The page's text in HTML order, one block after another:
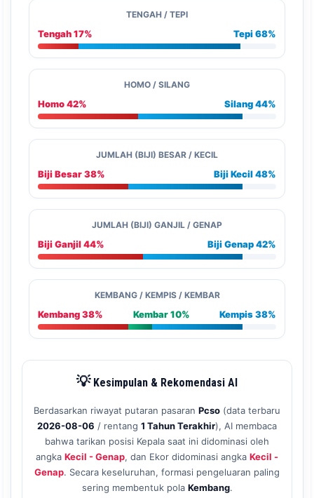
TENGAH / TEPI
Tengah 17% Tepi 68%
HOMO / SILANG
Homo 42% Silang 44%
JUMLAH (BIJI) BESAR / KECIL
Biji Besar 38% Biji Kecil 48%
JUMLAH (BIJI) GANJIL / GENAP
Biji Ganjil 44% Biji Genap 42%
KEMBANG / KEMPIS / KEMBAR
Kembang 38% Kembar 10% Kempis 38%
💡Kesimpulan & Rekomendasi AI
Berdasarkan riwayat putaran pasaran Pcso (data terbaru
2026-08-06 / rentang 1 Tahun Terakhir), AI membaca
bahwa tarikan posisi Kepala saat ini didominasi oleh
angka Kecil - Genap, dan Ekor didominasi angka Kecil -
Genap. Secara keseluruhan, formasi pengeluaran paling
sering membentuk pola Kembang.